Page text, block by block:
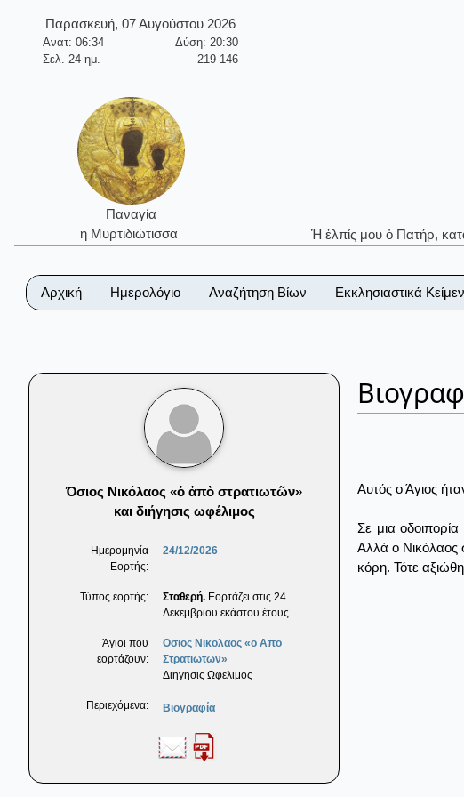
Παρασκευή, 07 Αυγούστου 2026
Ανατ: 06:34
Δύση: 20:30
Σελ. 24 ημ.
219-146
Παναγία
η Μυρτιδιώτισσα
Ἡ ἐλπίς μου ὁ Πατήρ,
Αρχική Ημερολόγιο Αναζήτηση Βίων Εκκλησιαστικά
Όσιος Νικόλαος «ὁ ἀπὸ στρατιωτῶν»
και διήγησις ωφέλιμος
Ημερομηνία
Εορτής:
24/12/2026
Τύπος εορτής: Σταθερή. Εορτάζει στις 24
Δεκεμβρίου εκάστου έτους.
Άγιοι που
εορτάζουν:
Οσιος Νικολαος «ο Απο
Στρατιωτων»
Διηγησις Ωφελιμος
Περιεχόμενα: Βιογραφία
Αυτός ο Άγιος
Σε μια
Αλλά ο Νικόλαος
κόρη. Τότε